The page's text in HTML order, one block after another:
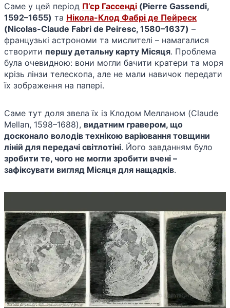
Саме у цей період П’єр Гассенді (Pierre Gassendi,
1592–1655) та Нікола-Клод Фабрі де Пейреск
(Nicolas-Claude Fabri de Peiresc, 1580–1637) –
французькі астрономи та мислителі – намагалися
створити першу детальну карту Місяця. Проблема
була очевидною: вони могли бачити кратери та моря
крізь лінзи телескопа, але не мали навичок передати
їх зображення на папері.
Саме тут доля звела їх із Клодом Мелланом (Claude
Mellan, 1598–1688), видатним гравером, що
досконало володів технікою варіювання товщини
ліній для передачі світлотіні. Його завданням було
зробити те, чого не могли зробити вчені –
зафіксувати вигляд Місяця для нащадків.